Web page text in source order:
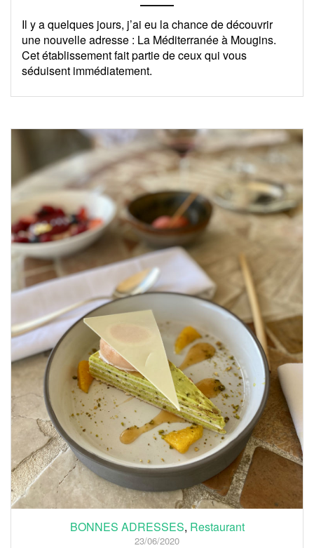
Il y a quelques jours, j’ai eu la chance de découvrir
une nouvelle adresse : La Méditerranée à Mougins.
Cet établissement fait partie de ceux qui vous
séduisent immédiatement.
BONNES ADRESSES, Restaurant
23/06/2020